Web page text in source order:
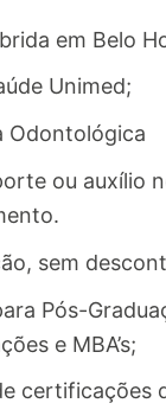
em Belo
Unimed;
Odontológica
ou auxílio
sem
Pós-
e MBA’s;
certificações